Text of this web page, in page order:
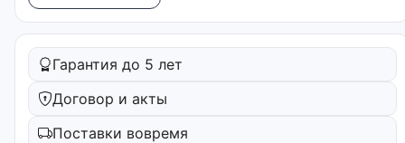
Гарантия до 5 лет
Договор и акты
Поставки вовремя